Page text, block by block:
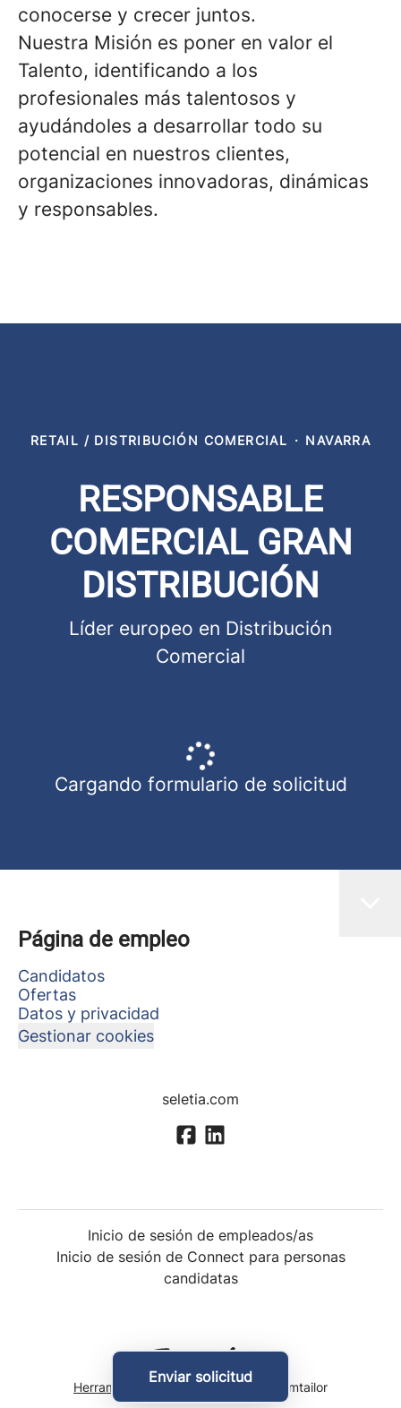
conocerse y crecer juntos.
Nuestra Misión es poner en valor el
Talento, identificando a los
profesionales más talentosos y
ayudándoles a desarrollar todo su
potencial en nuestros clientes,
organizaciones innovadoras, dinámicas
y responsables.
Enviar solicitud
RETAIL / DISTRIBUCIÓN COMERCIAL · NAVARRA
RESPONSABLE
COMERCIAL GRAN
DISTRIBUCIÓN
Líder europeo en Distribución
Comercial
Cargando formulario de solicitud
Página de empleo
Candidatos
Ofertas
Datos y privacidad
Gestionar cookies
seletia.com
Inicio de sesión de empleados/as
Inicio de sesión de Connect para personas
candidatas
Herramientas de seguimientode Teamtailor